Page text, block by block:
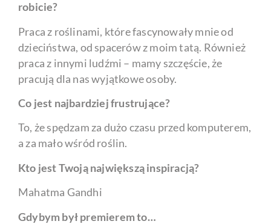
robicie?
Praca z roślinami, które fascynowały mnie od
dzieciństwa, od spacerów z moim tatą. Również
praca z innymi ludźmi – mamy szczęście, że
pracują dla nas wyjątkowe osoby.
Co jest najbardziej frustrujące?
To, że spędzam za dużo czasu przed komputerem,
a za mało wśród roślin.
Kto jest Twoją największą inspiracją?
Mahatma Gandhi
Gdybym był premierem to…